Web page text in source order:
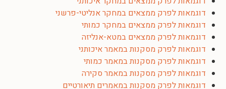
דוגמאות לפרק ממצאים במחקר אנליטי-פרשני
דוגמאות לפרק ממצאים במחקר כמותי
דוגמאות לפרק ממצאים במטא-אנליזה
דוגמאות לפרק מסקנות במאמר איכותני
דוגמאות לפרק מסקנות במאמר כמותי
דוגמאות לפרק מסקנות במאמר סקירה
דוגמאות לפרק מסקנות במאמרים תיאורטיים